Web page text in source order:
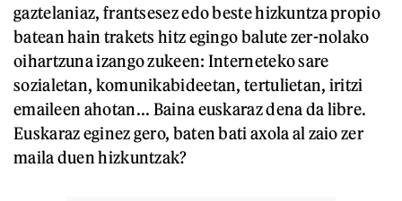
gaztelaniaz, frantsesez edo beste hizkuntza propio
batean hain trakets hitz egingo balute zer-nolako
oihartzuna izango zukeen: Interneteko sare
sozialetan, komunikabideetan, tertulietan, iritzi
emaileen ahotan... Baina euskaraz dena da libre.
Euskaraz eginez gero, baten bati axola al zaio zer
maila duen hizkuntzak?